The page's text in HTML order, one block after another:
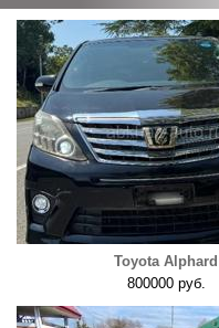
Toyota Alphard
800000 руб.